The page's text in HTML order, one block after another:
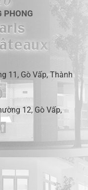
PHONG
11, Gò Vấp, Thành
12, Gò Vấp,